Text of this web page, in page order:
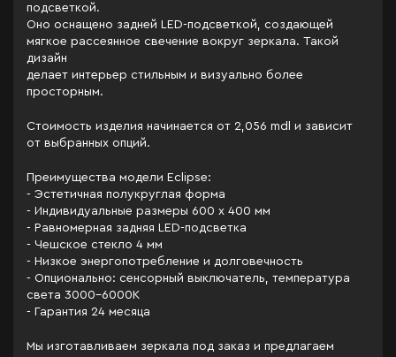
подсветкой.
Оно оснащено задней LED-подсветкой, создающей
мягкое рассеянное свечение вокруг зеркала. Такой
дизайн
делает интерьер стильным и визуально более
просторным.
Стоимость изделия начинается от 2,056 mdl и зависит
от выбранных опций.
Преимущества модели Eclipse:
- Эстетичная полукруглая форма
- Индивидуальные размеры 600 x 400 мм
- Равномерная задняя LED-подсветка
- Чешское стекло 4 мм
- Низкое энергопотребление и долговечность
- Опционально: сенсорный выключатель, температура
света 3000–6000K
- Гарантия 24 месяца
Мы изготавливаем зеркала под заказ и предлагаем